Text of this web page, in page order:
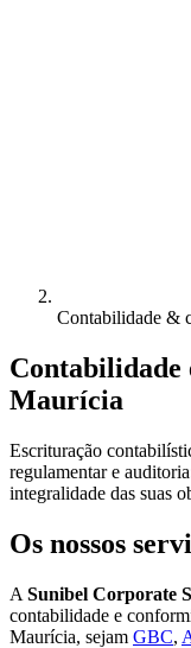
Contabilidade &
Contabilidade
Maurícia
Escrituração
regulamentar e
integralidade das suas
Os nossos
A Sunibel Corporate
contabilidade e
Maurícia, sejam GBC,